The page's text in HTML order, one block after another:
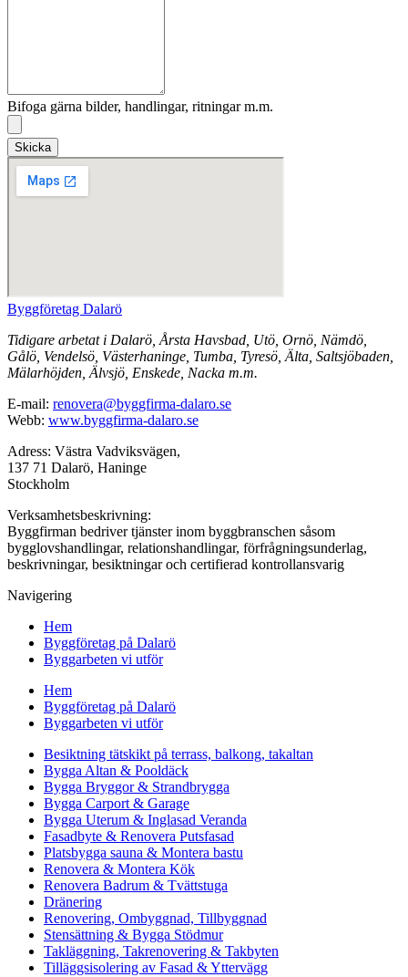
Bifoga gärna bilder, handlingar, ritningar m.m.
Skicka
Byggföretag Dalarö
Tidigare arbetat i Dalarö, Årsta Havsbad, Utö, Ornö, Nämdö,
Gålö, Vendelsö, Västerhaninge, Tumba, Tyresö, Älta, Saltsjöbaden,
Mälarhöjden, Älvsjö, Enskede, Nacka m.m.
E-mail: renovera@byggfirma-dalaro.se
Webb: www.byggfirma-dalaro.se
Adress: Västra Vadviksvägen,
137 71 Dalarö, Haninge
Stockholm
Verksamhetsbeskrivning:
Byggfirman bedriver tjänster inom byggbranschen såsom
bygglovshandlingar, relationshandlingar, förfrågningsunderlag,
beskrivningar, besiktningar och certifierad kontrollansvarig
Navigering
Hem
Byggföretag på Dalarö
Byggarbeten vi utför
Hem
Byggföretag på Dalarö
Byggarbeten vi utför
Besiktning tätskikt på terrass, balkong, takaltan
Bygga Altan & Pooldäck
Bygga Bryggor & Strandbrygga
Bygga Carport & Garage
Bygga Uterum & Inglasad Veranda
Fasadbyte & Renovera Putsfasad
Platsbygga sauna & Montera bastu
Renovera & Montera Kök
Renovera Badrum & Tvättstuga
Dränering
Renovering, Ombyggnad, Tillbyggnad
Stensättning & Bygga Stödmur
Takläggning, Takrenovering & Takbyten
Tilläggsisolering av Fasad & Yttervägg